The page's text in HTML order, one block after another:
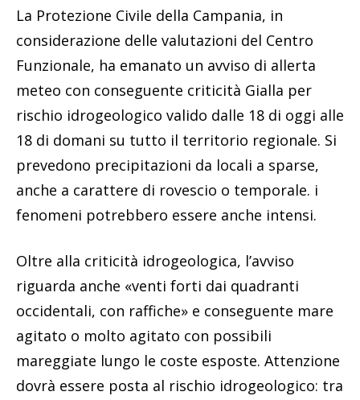
La Protezione Civile della Campania, in
considerazione delle valutazioni del Centro
Funzionale, ha emanato un avviso di allerta
meteo con conseguente criticità Gialla per
rischio idrogeologico valido dalle 18 di oggi alle
18 di domani su tutto il territorio regionale. Si
prevedono precipitazioni da locali a sparse,
anche a carattere di rovescio o temporale. i
fenomeni potrebbero essere anche intensi.
Oltre alla criticità idrogeologica, l’avviso
riguarda anche «venti forti dai quadranti
occidentali, con raffiche» e conseguente mare
agitato o molto agitato con possibili
mareggiate lungo le coste esposte. Attenzione
dovrà essere posta al rischio idrogeologico: tra